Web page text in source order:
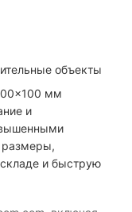
объекты
мм
и
размеры,
и быструю